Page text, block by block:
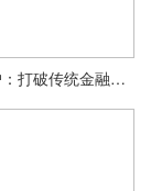
网上配资门户：打破传统金融束缚，打造高效便捷投资新平台